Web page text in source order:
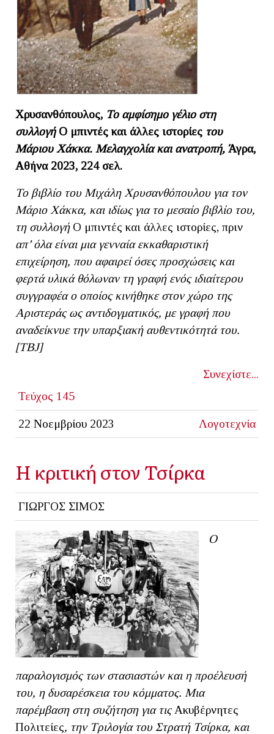
Χρυσανθόπουλος, Το αμφίσημο γέλιο στη
συλλογήΟ μπιντές και άλλες ιστορίες του
Μάριου Χάκκα. Μελαγχολία και ανατροπή, Άγρα,
Αθήνα 2023, 224 σελ.
Το βιβλίο του Μιχάλη Χρυσανθόπουλου για τον
Μάριο Χάκκα, και ιδίως για το μεσαίο βιβλίο του,
τη συλλογή Ο μπιντές και άλλες ιστορίες, πριν
απ’ όλα είναι μια γενναία εκκαθαριστική
επιχείρηση, που αφαιρεί όσες προσχώσεις και
φερτά υλικά θόλωναν τη γραφή ενός ιδιαίτερου
συγγραφέαo οποίος κινήθηκε στον χώρο της
Αριστεράς ως αντιδογματικός, με γραφή που
αναδείκνυε την υπαρξιακή αυθεντικότητά του.
[TBJ]
Συνεχίστε...
Τεύχος 145
22 Νοεμβρίου 2023 Λογοτεχνία
Η κριτική στον Τσίρκα
ΓΙΩΡΓΟΣ ΣΙΜΟΣ
Ο
παραλογισμός των στασιαστών και η προέλευσή
του, η δυσαρέσκεια του κόμματος. Μια
παρέμβαση στη συζήτηση για τις Ακυβέρνητες
Πολιτείες, την Τριλογία του Στρατή Τσίρκα, και